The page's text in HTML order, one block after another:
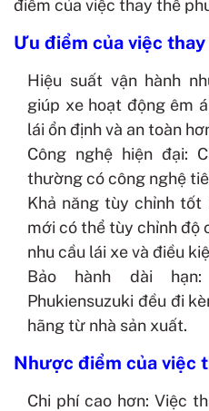
điểm của việc thay thế
Ưu điểm của việc
Hiệu suất vận hành
giúp xe hoạt động êm
lái ổn định và an toàn
Công nghệ hiện đại:
thường có công nghệ
Khả năng tùy chỉnh tốt
mới có thể tùy chỉnh độ
nhu cầu lái xe và điều
Bảo hành dài
Phukiensuzuki đều đi
hãng từ nhà sản xuất.
Nhược điểm của việc
Chi phí cao hơn: Việc